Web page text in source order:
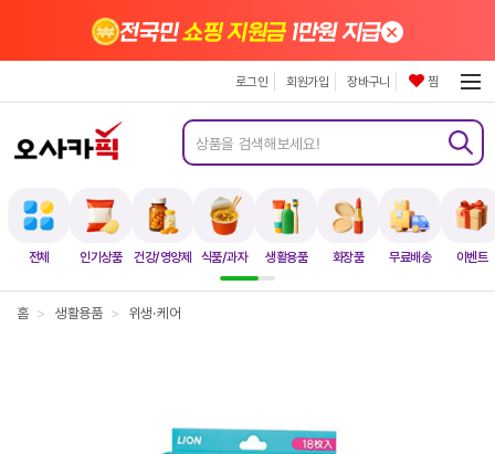
전체 인기상품 건강/영양제 식품/과자 생활용품 화장품 무료배송 이벤트
전국민쇼핑 지원금1만원 지급×
로그인 회원가입 장바구니 찜
홈 > 생활용품 > 위생·케어